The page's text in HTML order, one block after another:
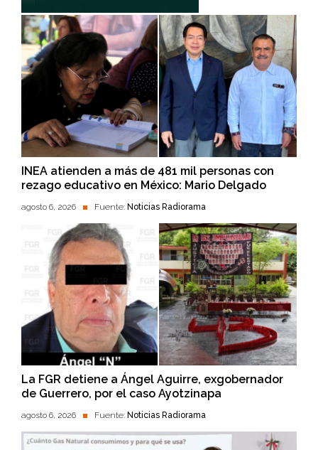
INEA atienden a más de 481 mil personas con
rezago educativo en México: Mario Delgado
agosto 6, 2026 Fuente: Noticias Radiorama
La FGR detiene a Ángel Aguirre, exgobernador
de Guerrero, por el caso Ayotzinapa
agosto 6, 2026 Fuente: Noticias Radiorama